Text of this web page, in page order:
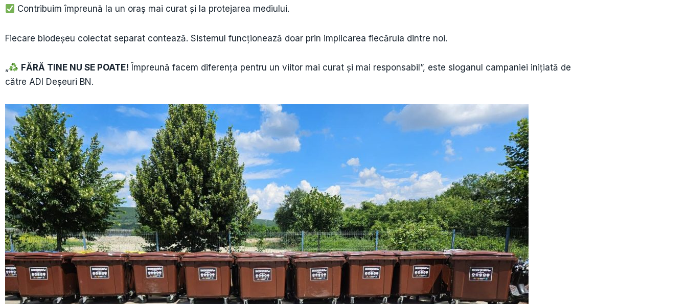
Contribuim împreună la un oraș mai curat și la protejarea mediului.
Fiecare biodeșeu colectat separat contează. Sistemul funcționează doar prin implicarea fiecăruia dintre noi.
„ FĂRĂ TINE NU SE POATE! Împreună facem diferența pentru un viitor mai curat și mai responsabil”, este sloganul campaniei inițiată de
către ADI Deșeuri BN.